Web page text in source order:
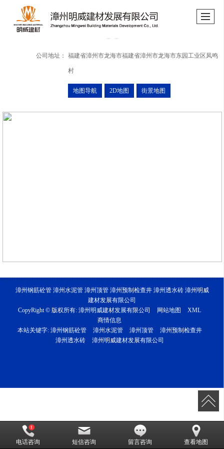
公司地址： 福建省漳州市龙海市福建省漳州市龙海市东园工业区凤鸣
村
地图导航 2D地图 街景地图
漳州钢筋砼管 漳州水泥管 漳州顶管 漳州预制检查井 漳州透水砖 漳州明威
建材发展有限公司
CopyRight © 版权所有: 漳州明威建材发展有限公司 网站地图
XML
商情信息
本站关键字: 漳州钢筋砼管 漳州水泥管 漳州顶管
漳州预制检查井
漳州透水砖
漳州明威建材发展有限公司
电话咨询 短信咨询 留言咨询 查看地图